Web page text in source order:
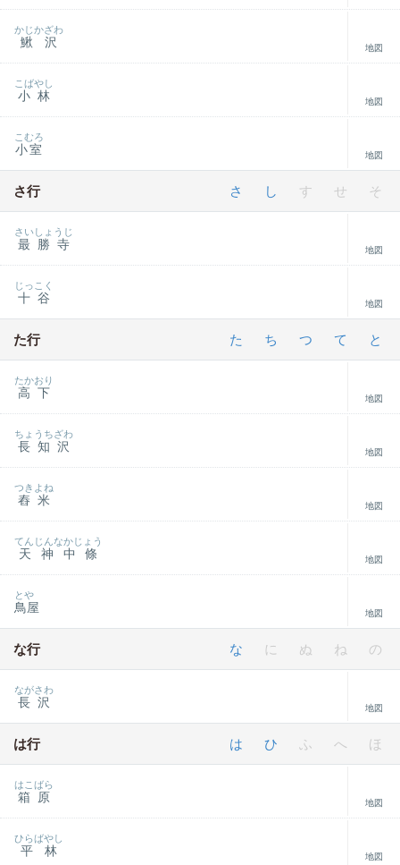
鰍沢
かじかざわ
地図
小林
こばやし
地図
小室
こむろ
地図
さ行 さ し す せ そ
最勝寺
さいしょうじ
地図
十谷
じっこく
地図
た行 た ち つ て と
高下
たかおり
地図
長知沢
ちょうちざわ
地図
舂米
つきよね
地図
天神中條
てんじんなかじょう
地図
鳥屋
とや
地図
な行 な に ぬ ね の
長沢
ながさわ
地図
は行 は ひ ふ へ ほ
箱原
はこばら
地図
平林
ひらばやし
地図